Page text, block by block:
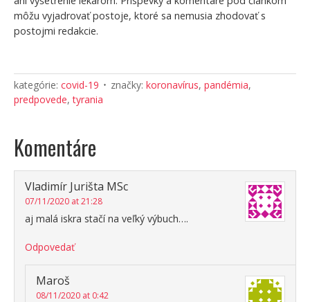
môžu vyjadrovať postoje, ktoré sa nemusia zhodovať s
postojmi redakcie.
kategórie: covid-19 značky: koronavírus, pandémia,
predpovede,tyrania
Komentáre
Vladimír Jurišta MSc
07/11/2020 at 21:28
aj malá iskra stačí na veľký výbuch….
Odpovedať
Maroš
08/11/2020 at 0:42